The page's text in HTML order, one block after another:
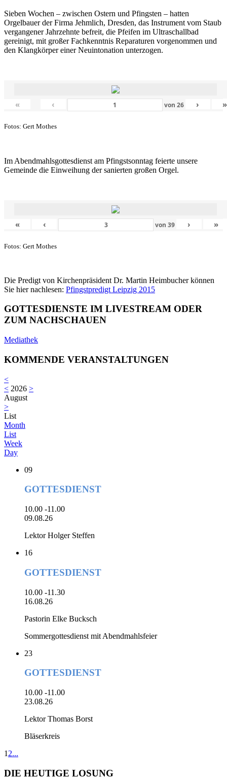
Sieben Wochen – zwischen Ostern und Pfingsten – hatten
Orgelbauer der Firma Jehmlich, Dresden, das Instrument vom Staub
vergangener Jahrzehnte befreit, die Pfeifen im Ultraschallbad
gereinigt, mit großer Fachkenntnis Reparaturen vorgenommen und
den Klangkörper einer Neuintonation unterzogen.
« ‹ von 26 › »
Fotos: Gert Mothes
Im Abendmahlsgottesdienst am Pfingstsonntag feierte unsere
Gemeinde die Einweihung der sanierten großen Orgel.
« ‹ von39 › »
Fotos: Gert Mothes
Die Predigt von Kirchenpräsident Dr. Martin Heimbucher können
Sie hier nachlesen: Pfingstpredigt Leipzig 2015
GOTTESDIENSTE IM LIVESTREAM ODER
ZUM NACHSCHAUEN
Mediathek
KOMMENDE VERANSTALTUNGEN
<
< 2026 >
August
>
List
Month
List
Week
Day
09
GOTTESDIENST
10.00 -11.00
09.08.26
Lektor Holger Steffen
16
GOTTESDIENST
10.00 -11.30
16.08.26
Pastorin Elke Bucksch
Sommergottesdienst mit Abendmahlsfeier
23
GOTTESDIENST
10.00 -11.00
23.08.26
Lektor Thomas Borst
Bläserkreis
1 2...
DIE HEUTIGE LOSUNG